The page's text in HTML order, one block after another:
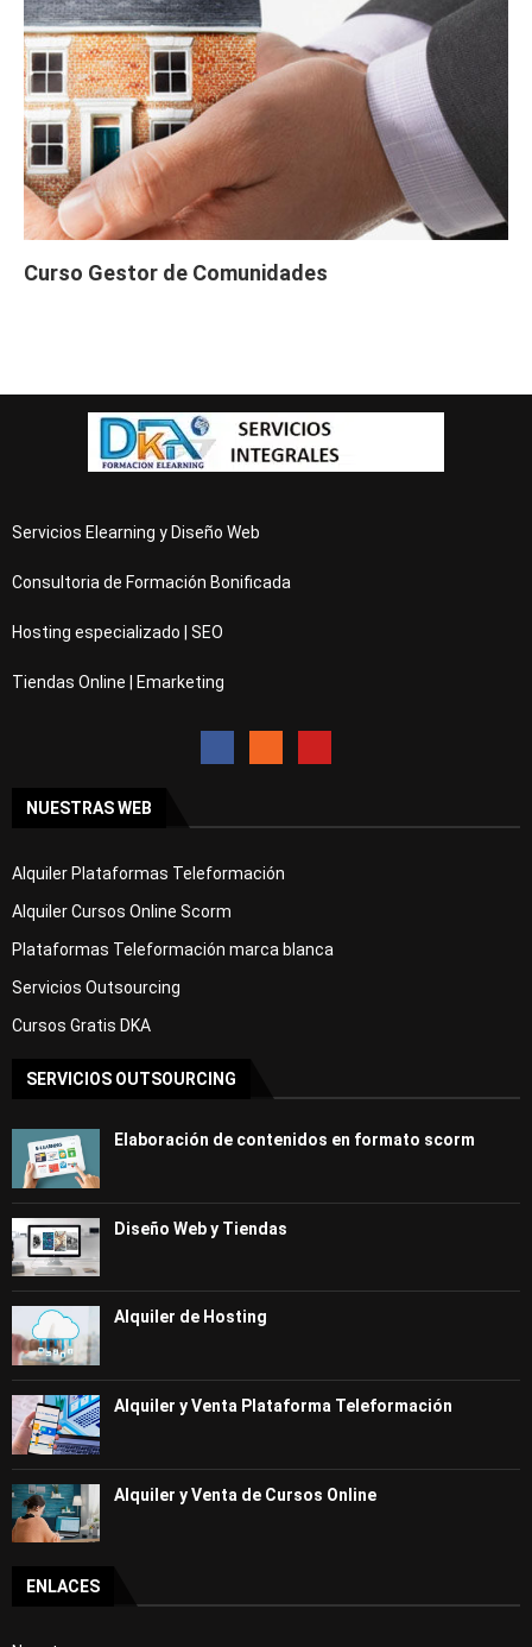
Curso Gestor de Comunidades
Servicios Elearning y Diseño Web
Consultoria de Formación Bonificada
Hosting especializado | SEO
Tiendas Online | Emarketing
NUESTRAS WEB
Alquiler Plataformas Teleformación
Alquiler Cursos Online Scorm
Plataformas Teleformación marca blanca
Servicios Outsourcing
Cursos Gratis DKA
SERVICIOS OUTSOURCING
Elaboración de contenidos en formato scorm
Diseño Web y Tiendas
Alquiler de Hosting
Alquiler y Venta Plataforma Teleformación
Alquiler y Venta de Cursos Online
ENLACES